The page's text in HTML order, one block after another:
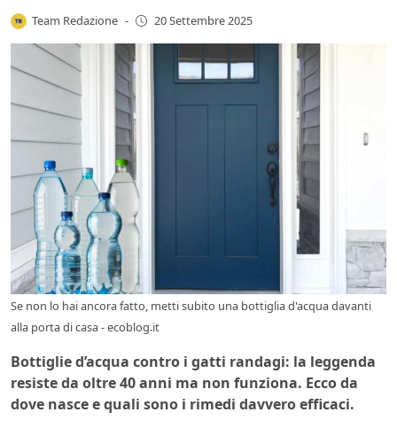
Team Redazione - 20 Settembre 2025
Se non lo hai ancora fatto, metti subito una bottiglia d'acqua davanti
alla porta di casa - ecoblog.it
Bottiglie d’acqua contro i gatti randagi: la leggenda
resiste da oltre 40 anni ma non funziona. Ecco da
dove nasce e quali sono i rimedi davvero efficaci.